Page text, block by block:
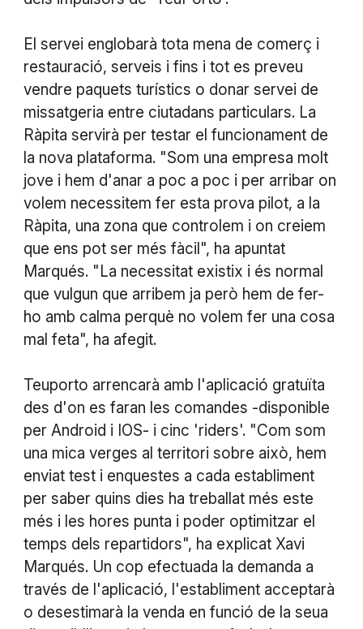
El servei englobarà tota mena de comerç i
restauració, serveis i fins i tot es preveu
vendre paquets turístics o donar servei de
missatgeria entre ciutadans particulars. La
Ràpita servirà per testar el funcionament de
la nova plataforma. "Som una empresa molt
jove i hem d'anar a poc a poc i per arribar on
volem necessitem fer esta prova pilot, a la
Ràpita, una zona que controlem i on creiem
que ens pot ser més fàcil", ha apuntat
Marqués. "La necessitat existix i és normal
que vulgun que arribem ja però hem de fer-
ho amb calma perquè no volem fer una cosa
mal feta", ha afegit.
Teuporto arrencarà amb l'aplicació gratuïta
des d'on es faran les comandes -disponible
per Android i IOS- i cinc 'riders'. "Com som
una mica verges al territori sobre això, hem
enviat test i enquestes a cada establiment
per saber quins dies ha treballat més este
més i les hores punta i poder optimitzar el
temps dels repartidors", ha explicat Xavi
Marqués. Un cop efectuada la demanda a
través de l'aplicació, l'establiment acceptarà
o desestimarà la venda en funció de la seua